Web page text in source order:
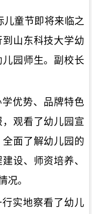
儿童节即将来临之
山东科技大学幼
园师生。副校长
优势、品牌特色
观看了幼儿园宣
面了解幼儿园的
设、师资培养、
况。
实地察看了幼儿